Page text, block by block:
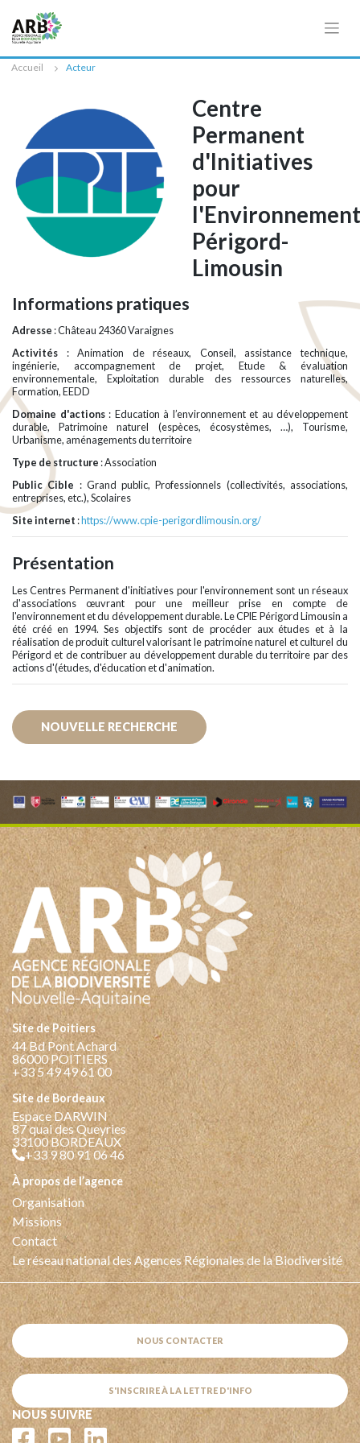
Accueil Acteur
Centre
Permanent
d'Initiatives
pour
l'Environnement
Périgord-
Limousin
Informations pratiques
Adresse : Château 24360 Varaignes
Activités : Animation de réseaux, Conseil, assistance technique,
ingénierie, accompagnement de projet, Etude & évaluation
environnementale, Exploitation durable des ressources naturelles,
Formation, EEDD
Domaine d'actions: Education à l’environnement et au développement
durable, Patrimoine naturel (espèces, écosystèmes, …), Tourisme,
Urbanisme, aménagements du territoire
Type de structure : Association
Public Cible : Grand public, Professionnels (collectivités, associations,
entreprises, etc.), Scolaires
Site internet :https://www.cpie-perigordlimousin.org/
Présentation
Les Centres Permanent d'initiatives pour l'environnement sont un réseaux
d'associations œuvrant pour une meilleur prise en compte de
l'environnement et du développement durable. Le CPIE Périgord Limousin a
été créé en 1994. Ses objectifs sont de procéder aux études et à la
réalisation de produit culturel valorisant le patrimoine naturel et culturel du
Périgord et de contribuer au développement durable du territoire par des
actions d'(études, d'éducation et d'animation.
NOUVELLE RECHERCHE
Site de Poitiers
44 Bd Pont Achard
86000 POITIERS
+33 5 49 49 61 00
Site de Bordeaux
Espace DARWIN
87 quai des Queyries
33100 BORDEAUX
+33 9 80 91 06 46
à propos de l’agence
Organisation
Missions
Contact
Le réseau national des Agences Régionales de la Biodiversité
NOUS CONTACTER
S'INSCRIRE À LA LETTRE D'INFO
NOUS SUIVRE